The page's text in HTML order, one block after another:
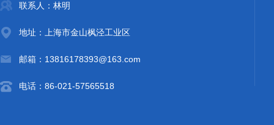
联系人：林明
地址：上海市金山枫泾工业区
邮箱：13816178393@163.com
电话：86-021-57565518